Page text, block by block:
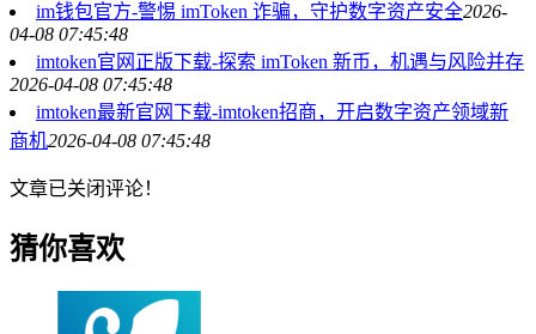
im钱包官方-警惕 imToken 诈骗，守护数字资产安全2026-
04-08 07:45:48
imtoken官网正版下载-探索 imToken 新币，机遇与风险并存
2026-04-08 07:45:48
imtoken最新官网下载-imtoken招商，开启数字资产领域新
商机2026-04-08 07:45:48
文章已关闭评论！
猜你喜欢